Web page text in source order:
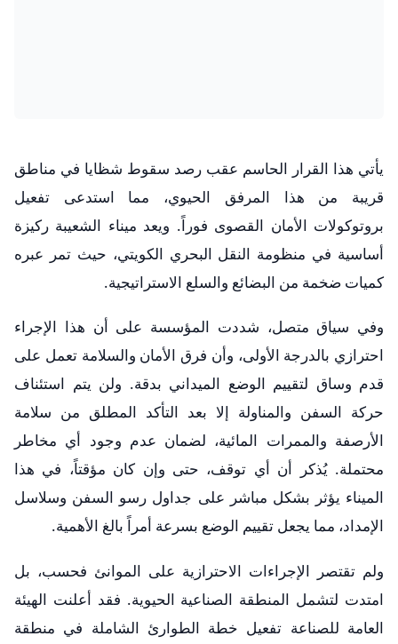
يأتي هذا القرار الحاسم عقب رصد سقوط شظايا في مناطق
قريبة من هذا المرفق الحيوي، مما استدعى تفعيل
بروتوكولات الأمان القصوى فوراً. ويعد ميناء الشعيبة ركيزة
أساسية في منظومة النقل البحري الكويتي، حيث تمر عبره
كميات ضخمة من البضائع والسلع الاستراتيجية.
​وفي سياق متصل، شددت المؤسسة على أن هذا الإجراء
احترازي بالدرجة الأولى، وأن فرق الأمان والسلامة تعمل على
قدم وساق لتقييم الوضع الميداني بدقة. ولن يتم استئناف
حركة السفن والمناولة إلا بعد التأكد المطلق من سلامة
الأرصفة والممرات المائية، لضمان عدم وجود أي مخاطر
محتملة. يُذكر أن أي توقف، حتى وإن كان مؤقتاً، في هذا
الميناء يؤثر بشكل مباشر على جداول رسو السفن وسلاسل
الإمداد، مما يجعل تقييم الوضع بسرعة أمراً بالغ الأهمية.
​ولم تقتصر الإجراءات الاحترازية على الموانئ فحسب، بل
امتدت لتشمل المنطقة الصناعية الحيوية. فقد أعلنت الهيئة
العامة للصناعة تفعيل خطة الطوارئ الشاملة في منطقة